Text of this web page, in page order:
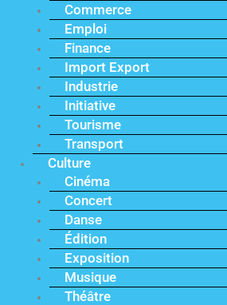
Commerce
Emploi
Finance
Import Export
Industrie
Initiative
Tourisme
Transport
Culture
Cinéma
Concert
Danse
Édition
Exposition
Musique
Théâtre